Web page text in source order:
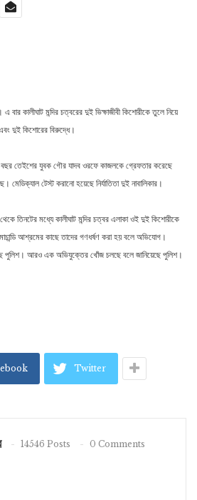
কালীঘাট মন্দির চত্বরের দুই ভিক্ষাজীবী কিশোরীকে তুলে নিয়ে
দুই কিশোরের বিরুদ্ধে।
বছর তেইশের যুবক গৌর যাদব ওরফে কাজলকে গ্রেফতার করেছে
টেস্ট করানো হয়েছে নির্যাতিতা দুই নাবালিকার।
তিনটের মধ্যে কালীঘাট মন্দির চত্বর এলাকা ওই দুই কিশোরীকে
আশ্রমের কাছে তাদের গণধর্ষণ করা হয় বলে অভিযোগ।
পুলিশ। আরও এক অভিযুক্তের খোঁজ চলছে বলে জানিয়েছে পুলিশ।
Twitter
14546 Posts 0 Comments